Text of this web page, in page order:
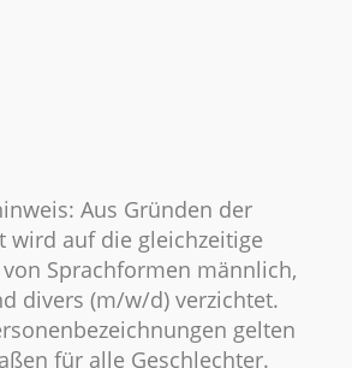
Aus Gründen der
wird auf die gleichzeitige
Sprachformen männlich,
divers (m/w/d) verzichtet.
gelten
für alle Geschlechter.